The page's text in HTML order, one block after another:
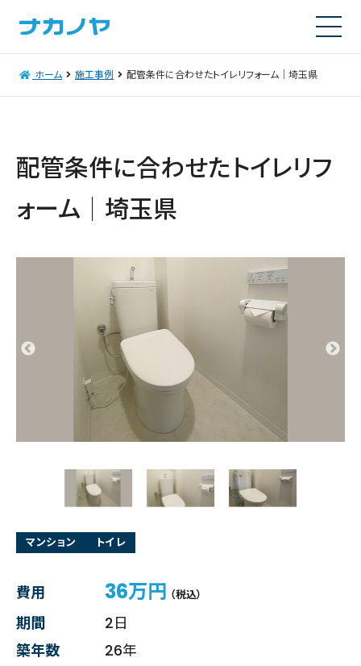
ホーム 施工事例 配管条件に合わせたトイレリフォーム｜埼玉県
配管条件に合わせたトイレリフ
ォーム｜埼玉県
マンション トイレ
費用 36万円 （税込）
期間
2日
築年数
26年